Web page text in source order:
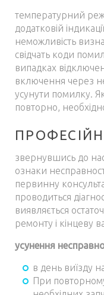
температурний
додатковій
неможливість
свідчать коди
випадках
включення через
усунути помилку.
повторно,
звернувшись до
ознаки
первинну
проводиться
виявляється
ремонту і кінцеву
усунення
в день виїзду
При повторному